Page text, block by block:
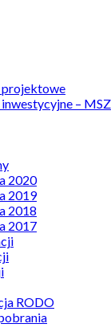
– MSZ
2020
2019
2018
2017
RODO